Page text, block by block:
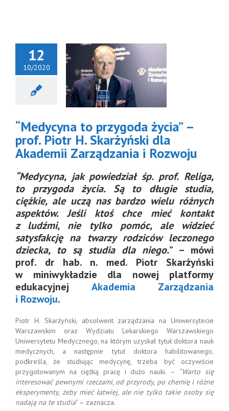
12
10/2020
życia”
Piotr H.
“Medycyna to przygoda życia” –
prof. Piotr H. Skarżyński dla
Akademii Zarządzania i Rozwoju
“Medycyna, jak powiedział śp. prof. Religa,
to przygoda życia. Są to długie studia,
ciężkie, ale uczą nas bardzo wielu różnych
aspektów. Jeśli ktoś chce mieć kontakt
z ludźmi, nie tylko pomóc, ale widzieć
satysfakcję na twarzy rodziców leczonego
dziecka, to są studia dla niego.” – mówi
prof. dr hab. n. med. Piotr Skarżyński
w miniwykładzie dla nowej platformy
edukacyjnej Akademia Zarządzania
i Rozwoju.
Piotr H. Skarżyński, absolwent zarządzania na Uniwersytecie
Warszawskim oraz Wydziału Lekarskiego Warszawskiego
Uniwersytetu Medycznego, na którym uzyskał tytuł doktora nauk
medycznych, a następnie tytuł doktora habilitowanego,
podkreśla, że studiując medycynę, trzeba być oczywiście
przygotowanym na ciężką pracę i dużo nauki. – “Warto się
interesować pewnymi rzeczami, od przyrody, po chemię i różne
eksperymenty, żeby mieć łatwiej, ale nie tylko takie osoby się
nadają na te studia” – zaznacza.